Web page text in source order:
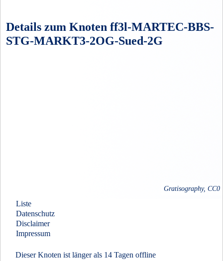
Details zum Knoten ff3l-MARTEC-BBS-
STG-MARKT3-2OG-Sued-2G
Gratisography, CC0
Liste
Datenschutz
Disclaimer
Impressum
Dieser Knoten ist länger als 14 Tagen offline